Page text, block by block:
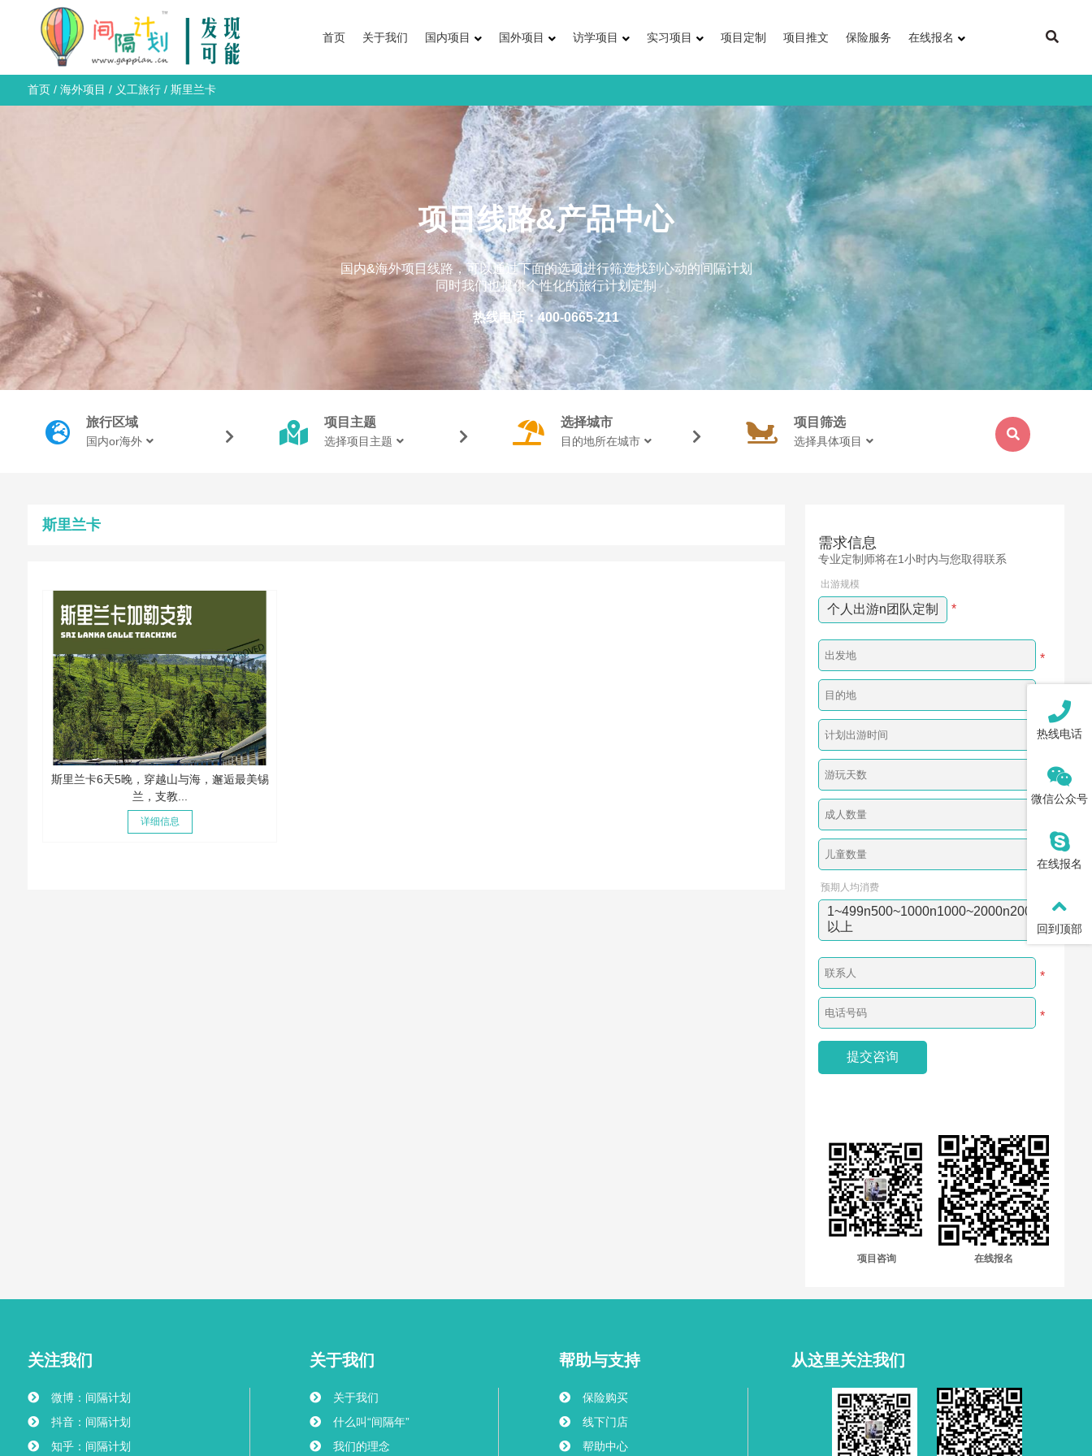
首页 关于我们 国内项目 国外项目 访学项目 实习项目 项目定制 项目推文 保险服务 在线报名
首页/ 海外项目 / 义工旅行/ 斯里兰卡
项目线路&产品中心
国内&海外项目线路，可以通过下面的选项进行筛选找到心动的间隔计划
同时我们也提供个性化的旅行计划定制
热线电话：400-0665-211
旅行区域
国内or海外
项目主题
选择项目主题
选择城市
目的地所在城市
项目筛选
选择具体项目
斯里兰卡
斯里兰卡6天5晚，穿越山与海，邂逅最美锡
兰，支教...
详细信息
需求信息
专业定制师将在1小时内与您取得联系
出游规模
个人出游n团队定制 *
*
*
预期人均消费
1~499n500~1000n1000~2000n200
以上
*
*
项目咨询 在线报名
关注我们
微博：间隔计划
抖音：间隔计划
知乎：间隔计划
关于我们
关于我们
什么叫“间隔年”
我们的理念
帮助与支持
保险购买
线下门店
帮助中心
从这里关注我们
热线电话
微信公众号
在线报名
回到顶部